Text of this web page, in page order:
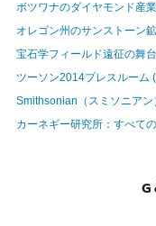
ボツワナのダイヤモンド産
オレゴン州のサンストーン
宝石学フィールド遠征の舞
ツーソン2014プレスルーム
Smithsonian（スミソニア
カーネギー研究所：すべて
G